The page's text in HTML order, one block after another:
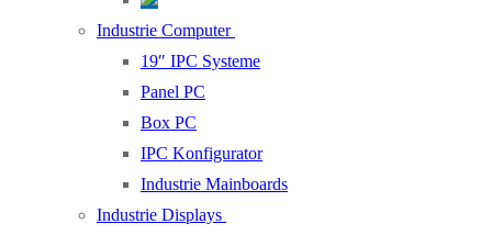
Industrie Computer
19″ IPC Systeme
Panel PC
Box PC
IPC Konfigurator
Industrie Mainboards
Industrie Displays